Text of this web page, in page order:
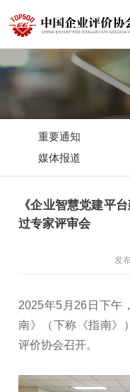
重要通知
媒体报道
《企业智慧党建平
过专家评审会
发
2025年5月26日下午
南》（下称《指南》
评价协会召开。